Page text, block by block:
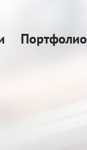
Портфолио